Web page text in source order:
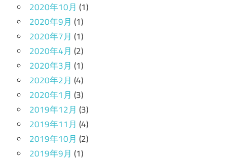
2020年10月 (1)
2020年9月 (1)
2020年7月 (1)
2020年4月 (2)
2020年3月 (1)
2020年2月 (4)
2020年1月 (3)
2019年12月 (3)
2019年11月 (4)
2019年10月 (2)
2019年9月 (1)